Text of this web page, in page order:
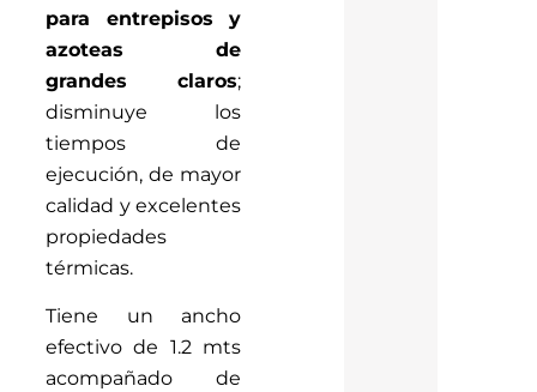
para entrepisos y
azoteas de
grandes claros;
disminuye los
tiempos de
ejecución, de mayor
calidad y excelentes
propiedades
térmicas.
Tiene un ancho
efectivo de 1.2 mts
acompañado de